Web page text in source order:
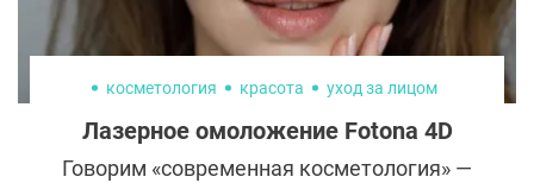
косметология красота уход за лицом
Лазерное омоложение Fotona 4D
Говорим «современная косметология» —